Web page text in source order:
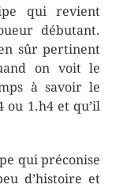
qui revient
débutant.
sûr pertinent
on voit le
à savoir le
ou 1.h4 et qu’il
qui préconise
d’histoire et